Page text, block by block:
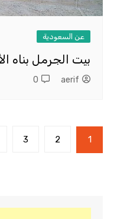
عن السعودية
بيت الجرمل بناه
aerif
0
تعدد
صفحات
1
2
3